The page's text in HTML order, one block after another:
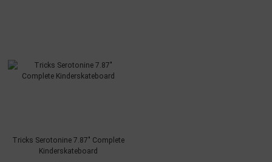
Tricks Serotonine 7.87" Complete
Kinderskateboard